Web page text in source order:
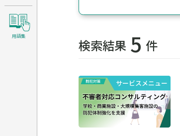
用語集
検索結果 5 件
サービスメニュー